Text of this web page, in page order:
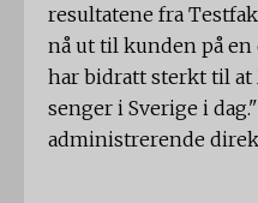
resultatene fra
nå ut til kunden på
har bidratt sterkt til at
senger i Sverige i
administrerende